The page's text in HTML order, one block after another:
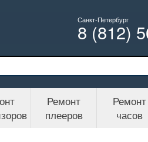
Санкт-Петербург
8 (812)
Ремонт
плееров
Ремонт
часов